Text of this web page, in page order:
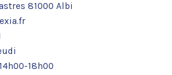
81000 Albi
18h00